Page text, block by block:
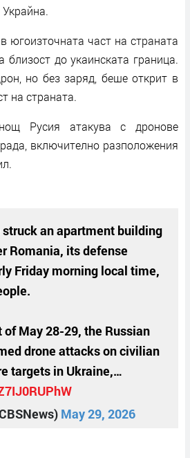
югоизточната част на страната
близост до укаинската граница.
но без заряд, беше открит в
на страната.
Русия атакува с дронове
включително разположения
struck an apartment building
Romania, its defense
Friday morning local time,
of May 28-29, the Russian
drone attacks on civilian
targets in Ukraine,…
May 29, 2026